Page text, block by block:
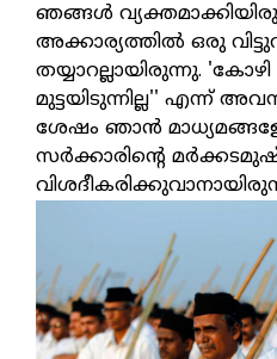
ഞങ്ങള്‍
അക്കാര്യത്തില്‍ ഒരു
തയ്യാറല്ലായിരുന്നു.
മുട്ടയിടുന്നില്ല'' എന്ന്
ശേഷം ഞാന്‍
സര്‍ക്കാരിന്റെ